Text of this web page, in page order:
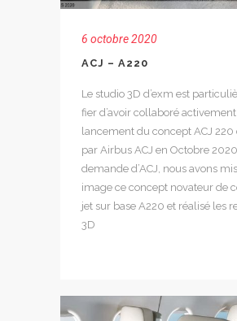
6 octobre 2020
ACJ – A220
Le studio 3D d’exm est
fier d’avoir collaboré
lancement du concept ACJ 220
par Airbus ACJ en Octobre
demande d’ACJ, nous avons
image ce concept novateur de
jet sur base A220 et réalisé les
3D